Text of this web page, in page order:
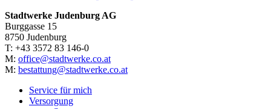
Stadtwerke Judenburg AG
Burggasse 15
8750 Judenburg
T: +43 3572 83 146-0
M: office@stadtwerke.co.at
M: bestattung@stadtwerke.co.at
Service für mich
Versorgung